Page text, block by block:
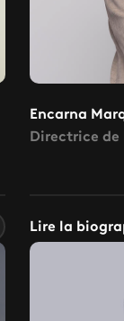
Encarna
Directrice
Lire la